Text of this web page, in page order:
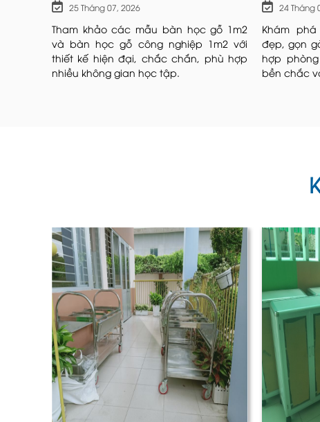
Ghế tiffany(hay còn được gọi là ghế Chiavari)
cao cấp, lễ cưới và các nhà hàng sang trọng
2.1 Nguồn gốc
Dòng ghế này có nguồn gốc từ Ý, được kiến
Tùy vào mục đích sử dụng mà
Mang lại vẻ đẹp cổ điển, ấm cúng
Inox/Sắt/Thép:Phổ biến nhất cho nhà
Nhựa acrylic trong suốt:Tạo hiệu ứng "vô
Hợp kim:Sự kết hợp giữa độ bền của kim
Màu sắc phổ biến:Trắng, vàng đồng, bạc,
tiệc cưới và nhà hàng cao cấp.
Ưu điểm vượt trội:
Thẩm mỹ:
Nâng tầm đẳng cấp không
Linh hoạt:
Dễ dàng kết hợp với nơ, hoa
Vận hành:
Trọng lượng nhẹ, dễ di
25 Tháng 07, 2026
Tham khảo các mẫu bàn học gỗ 1m2
và bàn học gỗ công nghiệp 1m2 với
thiết kế hiện đại, chắc chắn, phù hợp
nhiều không gian học tập.
24 Tháng
Khám
đẹp, gọn
hợp
bền chắc